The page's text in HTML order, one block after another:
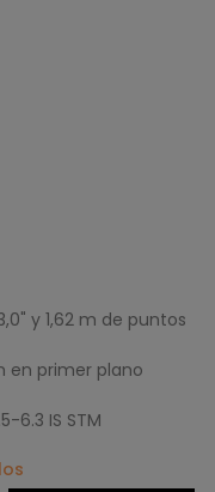
y 1,62 m de puntos
en primer plano
6.3 IS STM